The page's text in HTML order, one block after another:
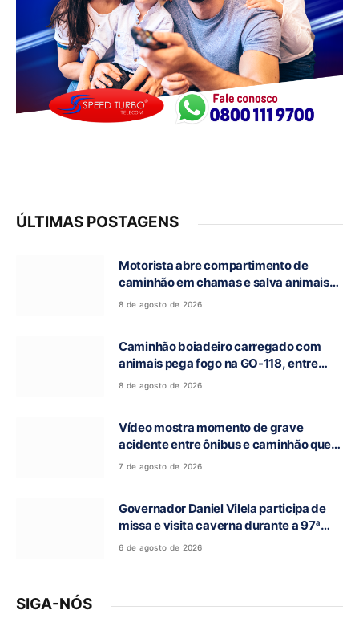
ÚLTIMAS POSTAGENS
Motorista abre compartimento de
caminhão em chamas e salva animais
na GO-118, entre Campos Belos e Monte
8 de agosto de 2026
Caminhão boiadeiro carregado com
animais pega fogo na GO-118, entre
Campos Belos e Monte Alegre de Goiás
8 de agosto de 2026
Vídeo mostra momento de grave
acidente entre ônibus e caminhão que
deixou cinco mortos na GO-010, em
7 de agosto de 2026
Governador Daniel Vilela participa de
missa e visita caverna durante a 97ª
Romaria do Bom Jesus da Lapa de Terra
6 de agosto de 2026
SIGA-NÓS